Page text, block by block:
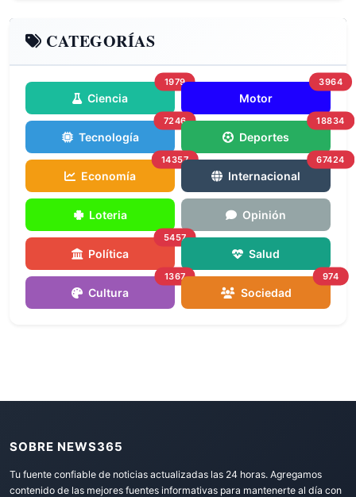
CATEGORÍAS
Ciencia
1979
Motor
3964
Tecnología
7246
Deportes
18834
Economía
14357
Internacional
67424
Loteria Opinión
Política
5457
Salud
Cultura
1367
Sociedad
974
SOBRE NEWS365
Tu fuente confiable de noticias actualizadas las 24 horas. Agregamos
contenido de las mejores fuentes informativas para mantenerte al día con